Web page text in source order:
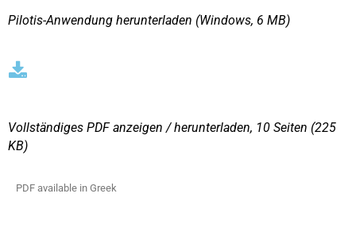
Pilotis-Anwendung herunterladen (Windows, 6 MB)
Vollständiges PDF anzeigen / herunterladen, 10 Seiten (225
KΒ)
PDF available in Greek